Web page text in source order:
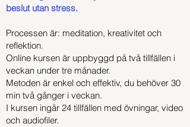
beslut utan stress.
Processen är: meditation, kreativitet och
reflektion.
Online kursen är uppbyggd på två tillfällen i
veckan under tre månader.
Metoden är enkel och effektiv, du behöver 30
min två gånger i veckan.
I kursen ingår 24 tillfällen med övningar, video
och audiofiler.